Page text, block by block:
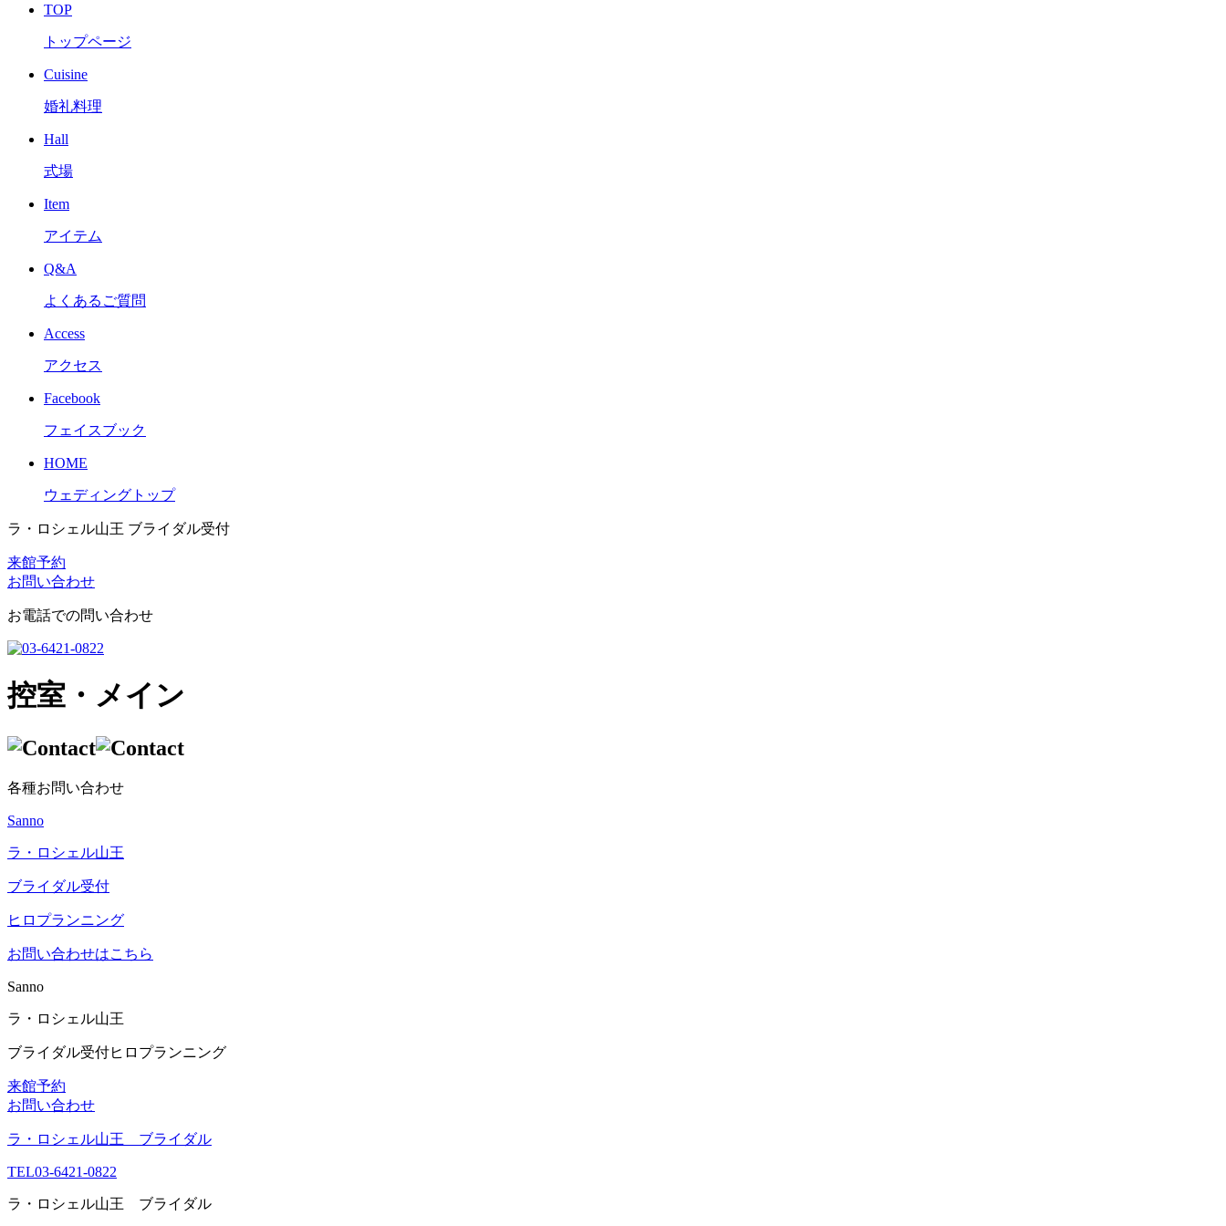
TOP
トップページ
Cuisine
婚礼料理
Hall
式場
Item
アイテム
Q&A
よくあるご質問
Access
アクセス
Facebook
フェイスブック
HOME
ウェディングトップ
ラ・ロシェル山王 ブライダル受付
来館予約
お問い合わせ
お電話での問い合わせ
控室・メイン
各種お問い合わせ
Sanno
ラ・ロシェル山王
ブライダル受付
ヒロプランニング
お問い合わせはこちら
Sanno
ラ・ロシェル山王
ブライダル受付ヒロプランニング
来館予約
お問い合わせ
ラ・ロシェル山王 ブライダル
TEL03-6421-0822
ラ・ロシェル山王 ブライダル